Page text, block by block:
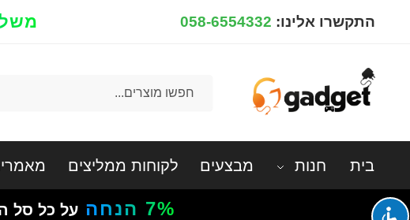
התקשרו אלינו: 058-6554332
בית חנות מבצעים לקוחות ממליצים
7% הנחה על כל סל